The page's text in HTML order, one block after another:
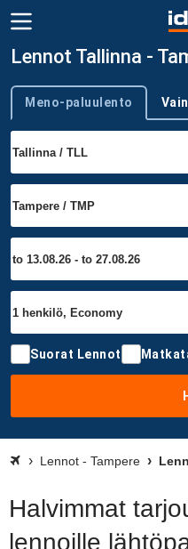
Lennot Tallinna -
Trip type
Meno-paluulento
Suorat Lennot
Lennot - Tampere
Halvimmat
lennoille